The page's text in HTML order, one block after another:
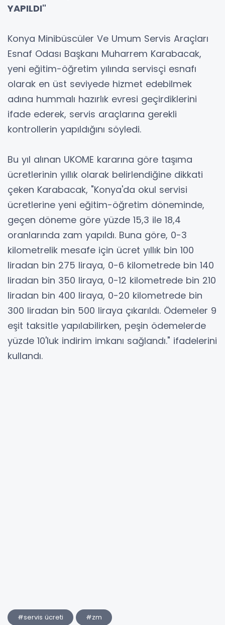
YAPILDI"
Konya Minibüscüler Ve Umum Servis Araçları
Esnaf Odası Başkanı Muharrem Karabacak,
yeni eğitim-öğretim yılında servisçi esnafı
olarak en üst seviyede hizmet edebilmek
adına hummalı hazırlık evresi geçirdiklerini
ifade ederek, servis araçlarına gerekli
kontrollerin yapıldığını söyledi.
Bu yıl alınan UKOME kararına göre taşıma
ücretlerinin yıllık olarak belirlendiğine dikkati
çeken Karabacak, "Konya'da okul servisi
ücretlerine yeni eğitim-öğretim döneminde,
geçen döneme göre yüzde 15,3 ile 18,4
oranlarında zam yapıldı. Buna göre, 0-3
kilometrelik mesafe için ücret yıllık bin 100
liradan bin 275 liraya, 0-6 kilometrede bin 140
liradan bin 350 liraya, 0-12 kilometrede bin 210
liradan bin 400 liraya, 0-20 kilometrede bin
300 liradan bin 500 liraya çıkarıldı. Ödemeler 9
eşit taksitle yapılabilirken, peşin ödemelerde
yüzde 10'luk indirim imkanı sağlandı." ifadelerini
kullandı.
#servis ücreti #zm